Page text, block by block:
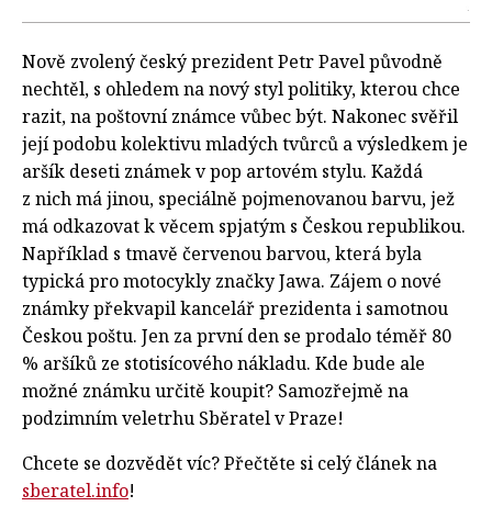
Nově zvolený český prezident Petr Pavel původně
nechtěl, s ohledem na nový styl politiky, kterou chce
razit, na poštovní známce vůbec být. Nakonec svěřil
její podobu kolektivu mladých tvůrců a výsledkem je
aršík deseti známek v pop artovém stylu. Každá
z nich má jinou, speciálně pojmenovanou barvu, jež
má odkazovat k věcem spjatým s Českou republikou.
Například s tmavě červenou barvou, která byla
typická pro motocykly značky Jawa. Zájem o nové
známky překvapil kancelář prezidenta i samotnou
Českou poštu. Jen za první den se prodalo téměř 80
% aršíků ze stotisícového nákladu. Kde bude ale
možné známku určitě koupit? Samozřejmě na
podzimním veletrhu Sběratel v Praze!
Chcete se dozvědět víc? Přečtěte si celý článek na
sberatel.info!